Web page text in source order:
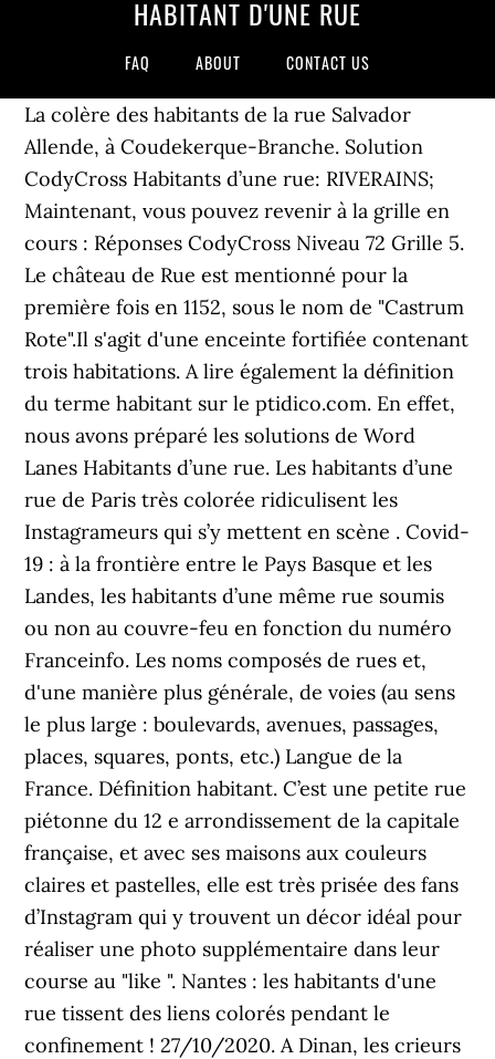
HABITANT D'UNE RUE
FAQ ABOUT CONTACT US
La colère des habitants de la rue Salvador
Allende, à Coudekerque-Branche. Solution
CodyCross Habitants d’une rue: RIVERAINS;
Maintenant, vous pouvez revenir à la grille en
cours : Réponses CodyCross Niveau 72 Grille 5.
Le château de Rue est mentionné pour la
première fois en 1152, sous le nom de "Castrum
Rote".Il s'agit d'une enceinte fortifiée contenant
trois habitations. A lire également la définition
du terme habitant sur le ptidico.com. En effet,
nous avons préparé les solutions de Word
Lanes Habitants d’une rue. Les habitants d’une
rue de Paris très colorée ridiculisent les
Instagrameurs qui s’y mettent en scène . Covid-
19 : à la frontière entre le Pays Basque et les
Landes, les habitants d’une même rue soumis
ou non au couvre-feu en fonction du numéro
Franceinfo. Les noms composés de rues et,
d'une manière plus générale, de voies (au sens
le plus large : boulevards, avenues, passages,
places, squares, ponts, etc.) Langue de la
France. Définition habitant. C’est une petite rue
piétonne du 12 e arrondissement de la capitale
française, et avec ses maisons aux couleurs
claires et pastelles, elle est très prisée des fans
d’Instagram qui y trouvent un décor idéal pour
réaliser une photo supplémentaire dans leur
course au "like ". Nantes : les habitants d'une
rue tissent des liens colorés pendant le
confinement ! 27/10/2020. A Dinan, les crieurs